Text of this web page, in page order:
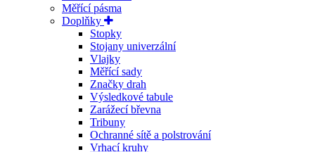
Měřící pásma
Doplňky
Stopky
Stojany univerzální
Vlajky
Měřící sady
Značky drah
Výsledkové tabule
Zarážecí břevna
Tribuny
Ochranné sítě a polstrování
Vrhací kruhy